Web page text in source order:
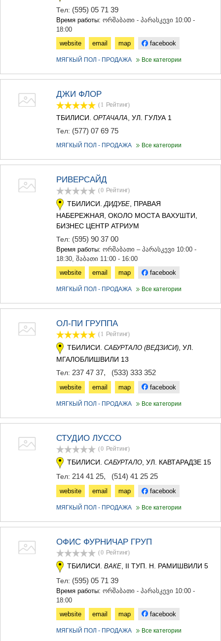
Тел: (595) 05 71 39
Время работы: ორშაბათი - პარასკევი 10:00 -
18:00
website
email map facebook
МЯГКЫЙ ПОЛ - ПРОДАЖА Все категории
ДЖИ ФЛОР
(1 Рейтинг)
ТБИЛИСИ. ОРТАЧАЛА, УЛ. ГУЛУА 1
Тел: (577) 07 69 75
МЯГКЫЙ ПОЛ - ПРОДАЖА Все категории
РИВЕРСАЙД
(0 Рейтинг)
ТБИЛИСИ.ДИДУБЕ, ПРАВАЯ
НАБЕРЕЖНАЯ, ОКОЛО МОСТА ВАХУШТИ,
БИЗНЕС ЦЕНТР АТРИУМ
Тел: (595) 90 37 00
Время работы: ორშაბათი – პარასკევი 10:00 -
18:30, შაბათი 11:00 - 16:00
website
email map facebook
МЯГКЫЙ ПОЛ - ПРОДАЖА Все категории
ОЛ-ПИ ГРУППА
(1 Рейтинг)
ТБИЛИСИ. САБУРТАЛО (ВЕДЗИСИ) , УЛ.
МГАЛОБЛИШВИЛИ 13
Тел: 237 47 37, (533) 333 352
website email map facebook
МЯГКЫЙ ПОЛ - ПРОДАЖА Все категории
СТУДИО ЛУССО
(0 Рейтинг)
ТБИЛИСИ. САБУРТАЛО , УЛ. КАВТАРАДЗЕ 15
Тел: 214 41 25, (514) 41 25 25
website email map facebook
МЯГКЫЙ ПОЛ - ПРОДАЖА Все категории
ОФИС ФУРНИЧАР ГРУП
(0 Рейтинг)
ТБИЛИСИ. ВАКЕ , II ТУП. Н. РАМИШВИЛИ 5
Тел: (595) 05 71 39
Время работы: ორშაბათი - პარასკევი 10:00 -
18:00
website
email map facebook
МЯГКЫЙ ПОЛ - ПРОДАЖА Все категории